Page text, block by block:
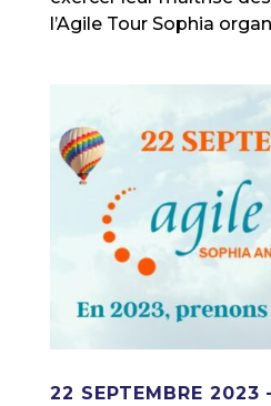
l’Agile Tour Sophia
22 SEPTEMBRE 2023